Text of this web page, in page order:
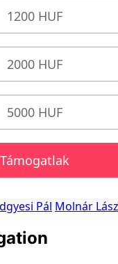
1200 HUF
2000 HUF
5000 HUF
Támogatlak
Pál Molnár